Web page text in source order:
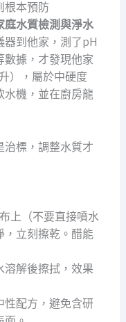
根本預防
庭水質檢測與淨水
器到他家，測了pH
數據，才發現他家
），屬於中硬度
水機，並在廚房龍
治標，調整水質才
上（不要直接噴水
，立刻擦乾。醋能
溶解後擦拭，效果
性配方，避免含研